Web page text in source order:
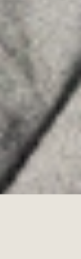
PRIVACIDAD